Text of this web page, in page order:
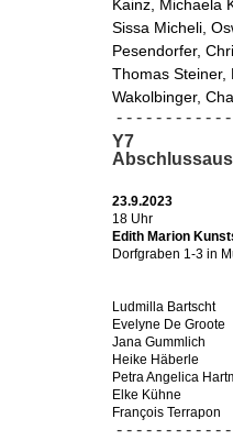
Kainz, Michaela
Sissa Micheli,
Pesendorfer,
Thomas Steiner,
Wakolbinger,
- - - - - - - - - - -
Y7
23.9.2023
18 Uhr
Edith Marion
Dorfgraben 1-3 in
Ludmilla Bartscht
Evelyne De Groote
Jana Gummlich
Heike Häberle
Petra Angelica
Elke Kühne
François Terrapon
- - - - - - - - - - -